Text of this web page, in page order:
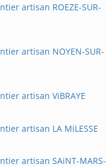
artisan ROEZE-SUR-
artisan NOYEN-SUR-
artisan ViBRAYE
artisan LA MiLESSE
artisan SAiNT-MARS-